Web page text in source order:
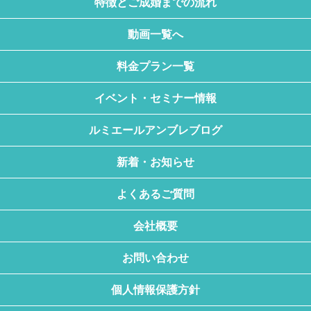
特徴とご成婚までの流れ
動画一覧へ
料金プラン一覧
イベント・セミナー情報
ルミエールアンブレブログ
新着・お知らせ
よくあるご質問
会社概要
お問い合わせ
個人情報保護方針